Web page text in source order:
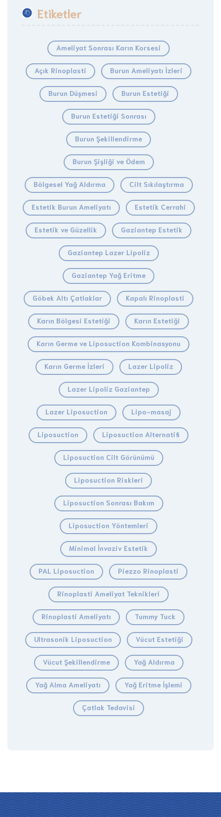
Etiketler
Ameliyat Sonrası Karın Korsesi
Açık Rinoplasti Burun Ameliyatı İzleri
Burun Düşmesi Burun Estetiği
Burun Estetiği Sonrası
Burun Şekillendirme
Burun Şişliği ve Ödem
Bölgesel Yağ Aldırma Cilt Sıkılaştırma
Estetik Burun Ameliyatı Estetik Cerrahi
Estetik ve Güzellik Gaziantep Estetik
Gaziantep Lazer Lipoliz
Gaziantep Yağ Eritme
Göbek Altı Çatlaklar Kapalı Rinoplasti
Karın Bölgesi Estetiği Karın Estetiği
Karın Germe ve Liposuction Kombinasyonu
Karın Germe İzleri Lazer Lipoliz
Lazer Lipoliz Gaziantep
Lazer Liposuction Lipo-masaj
Liposuction Liposuction Alternatifi
Liposuction Cilt Görünümü
Liposuction Riskleri
Liposuction Sonrası Bakım
Liposuction Yöntemleri
Minimal İnvaziv Estetik
PAL Liposuction Piezzo Rinoplasti
Rinoplasti Ameliyat Teknikleri
Rinoplasti Ameliyatı Tummy Tuck
Ultrasonik Liposuction Vücut Estetiği
Vücut Şekillendirme Yağ Aldırma
Yağ Alma Ameliyatı Yağ Eritme İşlemi
Çatlak Tedavisi